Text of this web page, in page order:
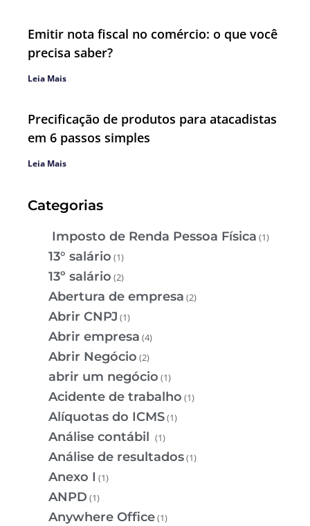
Emitir nota fiscal no comércio: o que você
precisa saber?
Leia Mais
Precificação de produtos para atacadistas
em 6 passos simples
Leia Mais
Categorias
Imposto de Renda Pessoa Física (1)
13° salário (1)
13º salário (2)
Abertura de empresa (2)
Abrir CNPJ (1)
Abrir empresa (4)
Abrir Negócio (2)
abrir um negócio (1)
Acidente de trabalho (1)
Alíquotas do ICMS(1)
Análise contábil (1)
Análise de resultados(1)
Anexo I (1)
ANPD (1)
Anywhere Office(1)